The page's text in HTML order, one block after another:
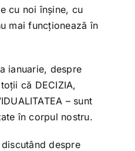
cu noi înșine, cu
mai funcționează în
ianuarie, despre
că DECIZIA,
– sunt
în corpul nostru.
despre